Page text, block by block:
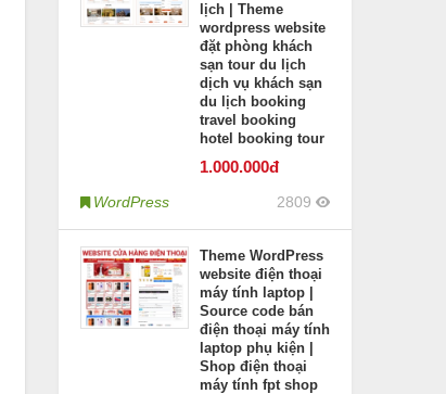
lịch | Theme
wordpress website
đặt phòng khách
sạn tour du lịch
dịch vụ khách sạn
du lịch booking
travel booking
hotel booking tour
1.000.000đ
WordPress 2809
Theme WordPress
website điện thoại
máy tính laptop |
Source code bán
điện thoại máy tính
laptop phụ kiện |
Shop điện thoại
máy tính fpt shop